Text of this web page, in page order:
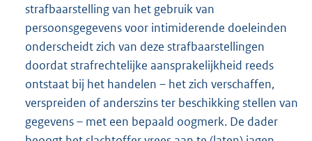
strafbaarstelling van het gebruik van
persoonsgegevens voor intimiderende doeleinden
onderscheidt zich van deze strafbaarstellingen
doordat strafrechtelijke aansprakelijkheid reeds
ontstaat bij het handelen – het zich verschaffen,
verspreiden of anderszins ter beschikking stellen van
gegevens – met een bepaald oogmerk. De dader